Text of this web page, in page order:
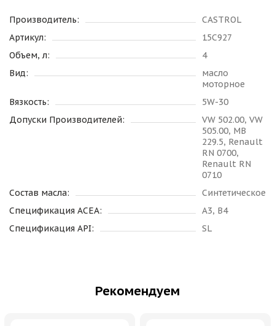
Производитель:
CASTROL
Артикул:
15C927
Объем, л:
4
Вид:
масло
моторное
Вязкость:
5W-30
Допуски Производителей:
VW 502.00, VW
505.00, MB
229.5, Renault
RN 0700,
Renault RN
0710
Состав масла:
Синтетическое
Спецификация ACEA:
A3, B4
Спецификация API:
SL
Рекомендуем